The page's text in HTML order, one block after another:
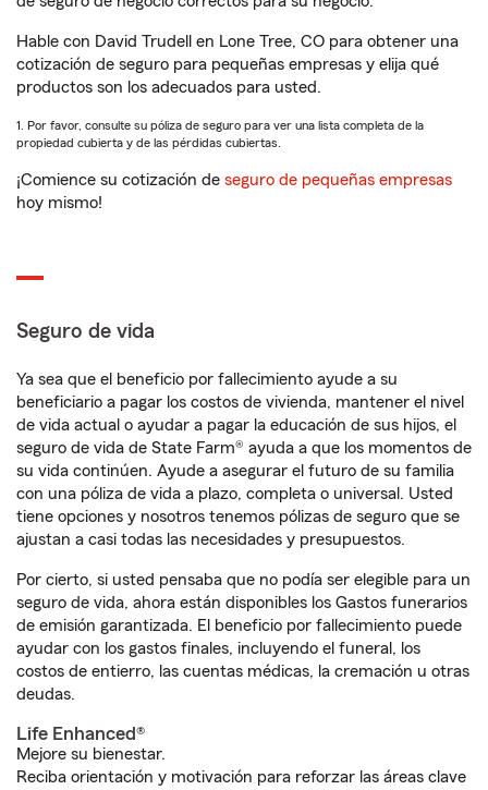
Hable con David Trudell en Lone Tree, CO para obtener una
cotización de seguro para pequeñas empresas y elija qué
productos son los adecuados para usted.
1. Por favor, consulte su póliza de seguro para ver una lista completa de la
propiedad cubierta y de las pérdidas cubiertas.
¡Comience su cotización de seguro de pequeñas empresas
hoy mismo!
Seguro de vida
Ya sea que el beneficio por fallecimiento ayude a su
beneficiario a pagar los costos de vivienda, mantener el nivel
de vida actual o ayudar a pagar la educación de sus hijos, el
seguro de vida de State Farm® ayuda a que los momentos de
su vida continúen. Ayude a asegurar el futuro de su familia
con una póliza de vida a plazo, completa o universal. Usted
tiene opciones y nosotros tenemos pólizas de seguro que se
ajustan a casi todas las necesidades y presupuestos.
Por cierto, si usted pensaba que no podía ser elegible para un
seguro de vida, ahora están disponibles los Gastos funerarios
de emisión garantizada. El beneficio por fallecimiento puede
ayudar con los gastos finales, incluyendo el funeral, los
costos de entierro, las cuentas médicas, la cremación u otras
deudas.
Life Enhanced®
Mejore su bienestar.
Reciba orientación y motivación para reforzar las áreas clave